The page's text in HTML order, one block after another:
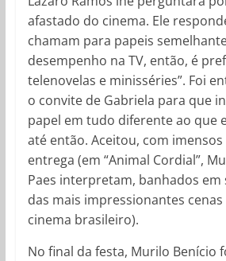
afastado do cinema. Ele
chamam para papeis
desempenho na TV, então, é
telenovelas e minisséries”. Foi
o convite de Gabriela para que
papel em tudo diferente ao que
até então. Aceitou, com
entrega (em “Animal Cordial”,
Paes interpretam, banhados em
das mais impressionantes cenas
cinema brasileiro).
No final da festa, Murilo Benício